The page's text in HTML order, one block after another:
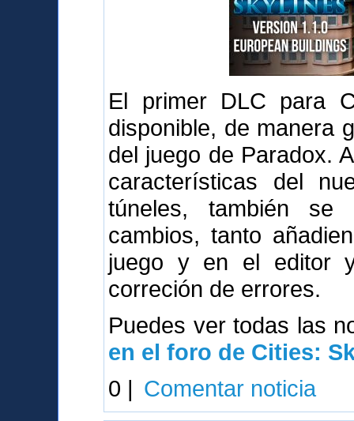
El primer DLC para
disponible, de manera
del juego de Paradox.
características del
túneles, también
cambios, tanto
juego y en el editor
correción de errores.
Puedes ver todas las
en el foro de Cities:
0 | Comentar noticia